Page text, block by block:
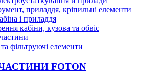
приладдя, кріпильні елементи
і приладдя
кабіни, кузова та обвіс
фільтруючі елементи
FOTON